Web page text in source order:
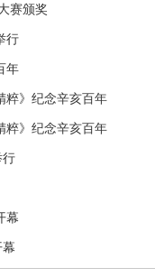
赛颁奖
行
年
粹》纪念辛亥百年
粹》纪念辛亥百年
行
幕